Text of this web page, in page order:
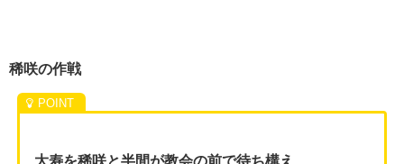
稀咲の作戦
大寿を稀咲と半間が教会の前で待ち構え